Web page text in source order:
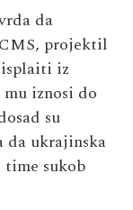
da
projektil
iz
iznosi do
su
da ukrajinska
sukob